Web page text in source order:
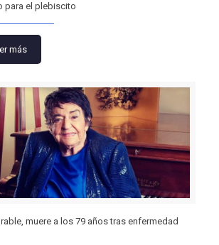
para el plebiscito
más
muere a los 79 años tras enfermedad